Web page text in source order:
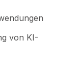
von KI-